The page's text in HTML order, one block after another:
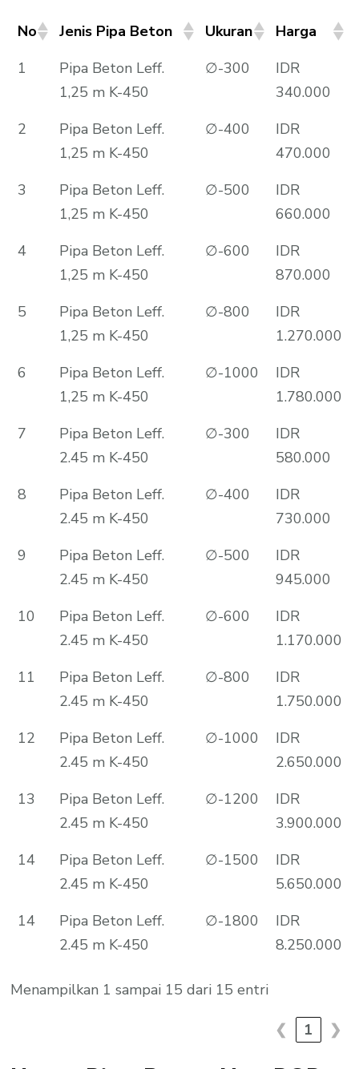
No Jenis Pipa Beton Ukuran
Harga
1
Pipa Beton Leff.
1,25 m K-450
∅-300
IDR
340.000
2
Pipa Beton Leff.
1,25 m K-450
∅-400
IDR
470.000
3
Pipa Beton Leff.
1,25 m K-450
∅-500
IDR
660.000
4
Pipa Beton Leff.
1,25 m K-450
∅-600
IDR
870.000
5
Pipa Beton Leff.
1,25 m K-450
∅-800
IDR
1.270.000
6
Pipa Beton Leff.
1,25 m K-450
∅-1000
IDR
1.780.000
7
Pipa Beton Leff.
2.45 m K-450
∅-300
IDR
580.000
8
Pipa Beton Leff.
2.45 m K-450
∅-400
IDR
730.000
9
Pipa Beton Leff.
2.45 m K-450
∅-500
IDR
945.000
10
Pipa Beton Leff.
2.45 m K-450
∅-600
IDR
1.170.000
11
Pipa Beton Leff.
2.45 m K-450
∅-800
IDR
1.750.000
12
Pipa Beton Leff.
2.45 m K-450
∅-1000
IDR
2.650.000
13
Pipa Beton Leff.
2.45 m K-450
∅-1200
IDR
3.900.000
14
Pipa Beton Leff.
2.45 m K-450
∅-1500
IDR
5.650.000
14
Pipa Beton Leff.
2.45 m K-450
∅-1800
IDR
8.250.000
Menampilkan 1 sampai 15 dari 15 entri
❮ 1 ❯